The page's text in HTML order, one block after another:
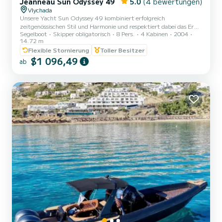
Vlychada
Unsere Yacht Sun Odyssey 49 kombiniert erfolgreich
zeitgenössischen Stil und Harmonie und respektiert dabei das Erbe
des Designunternehmens. Dieses Segelboot von 49 Fuß hat das
Cruisen revolutioniert: Sie ist das einzige Segelboot in ihrer
Kategorie, das sich ohne Hindernisse über das Deck bewegen lässt.
Das Leben an Bord war noch nie so einfach und komfortabel. Wir
machen 2 halbtägige Kreuzfahrten pro Tag und besuchen alle
Vulkan...
Segelboot Skipper obligatorisch 8 Pers. 4 Kabinen
2004
14.72 m
Flexible Stornierung
Toller Besitzer
ab $1 096,49